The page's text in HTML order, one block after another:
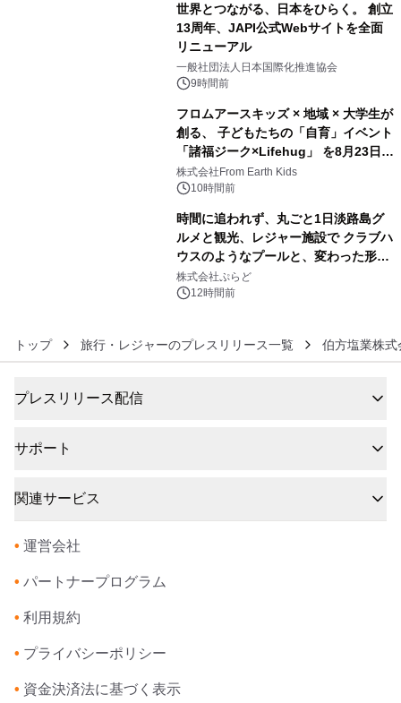
世界とつながる、日本をひらく。 創立
13周年、JAPI公式Webサイトを全面
リニューアル
一般社団法人日本国際化推進協会
9時間前
フロムアースキッズ × 地域 × 大学生が
創る、 子どもたちの「自育」イベント
「諸福ジーク×Lifehug」 を8月23日
(日)開催
株式会社From Earth Kids
10時間前
時間に追われず、丸ごと1日淡路島グ
ルメと観光、レジャー施設で クラブハ
ウスのようなプールと、変わった形の
サウナも 「THE BOXY AWAJI」のお
得な素泊まり連泊プランで
株式会社ぷらど
12時間前
トップ 旅行・レジャーのプレスリリース一覧 伯方塩業株式
プレスリリース配信
サポート
関連サービス
• 運営会社
• パートナープログラム
• 利用規約
• プライバシーポリシー
• 資金決済法に基づく表示